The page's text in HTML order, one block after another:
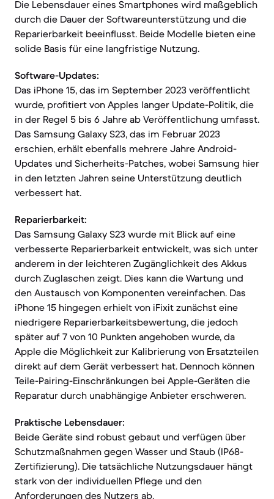
Die Lebensdauer eines Smartphones wird maßgeblich
durch die Dauer der Softwareunterstützung und die
Reparierbarkeit beeinflusst. Beide Modelle bieten eine
solide Basis für eine langfristige Nutzung.
Software-Updates:
Das iPhone 15, das im September 2023 veröffentlicht
wurde, profitiert von Apples langer Update-Politik, die
in der Regel 5 bis 6 Jahre ab Veröffentlichung umfasst.
Das Samsung Galaxy S23, das im Februar 2023
erschien, erhält ebenfalls mehrere Jahre Android-
Updates und Sicherheits-Patches, wobei Samsung hier
in den letzten Jahren seine Unterstützung deutlich
verbessert hat.
Reparierbarkeit:
Das Samsung Galaxy S23 wurde mit Blick auf eine
verbesserte Reparierbarkeit entwickelt, was sich unter
anderem in der leichteren Zugänglichkeit des Akkus
durch Zuglaschen zeigt. Dies kann die Wartung und
den Austausch von Komponenten vereinfachen. Das
iPhone 15 hingegen erhielt von iFixit zunächst eine
niedrigere Reparierbarkeitsbewertung, die jedoch
später auf 7 von 10 Punkten angehoben wurde, da
Apple die Möglichkeit zur Kalibrierung von Ersatzteilen
direkt auf dem Gerät verbessert hat. Dennoch können
Teile-Pairing-Einschränkungen bei Apple-Geräten die
Reparatur durch unabhängige Anbieter erschweren.
Praktische Lebensdauer:
Beide Geräte sind robust gebaut und verfügen über
Schutzmaßnahmen gegen Wasser und Staub (IP68-
Zertifizierung). Die tatsächliche Nutzungsdauer hängt
stark von der individuellen Pflege und den
Anforderungen des Nutzers ab.